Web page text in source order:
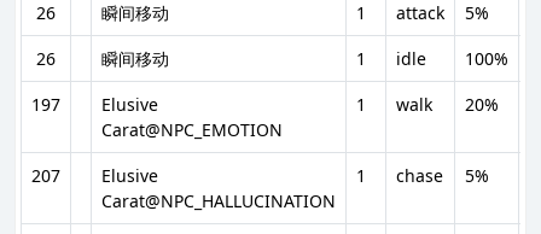
26
瞬间移动 1 attack 5%
26
瞬间移动 1 idle 100%
197
Elusive
Carat@NPC_EMOTION
1 walk 20%
207
Elusive
Carat@NPC_HALLUCINATION
1 chase 5%